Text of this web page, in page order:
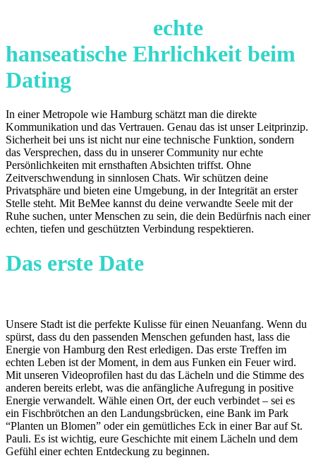
echte
hanseatische Ehrlichkeit beim
Dating
In einer Metropole wie Hamburg schätzt man die direkte
Kommunikation und das Vertrauen. Genau das ist unser Leitprinzip.
Sicherheit bei uns ist nicht nur eine technische Funktion, sondern
das Versprechen, dass du in unserer Community nur echte
Persönlichkeiten mit ernsthaften Absichten triffst. Ohne
Zeitverschwendung in sinnlosen Chats. Wir schützen deine
Privatsphäre und bieten eine Umgebung, in der Integrität an erster
Stelle steht. Mit BeMee kannst du deine verwandte Seele mit der
Ruhe suchen, unter Menschen zu sein, die dein Bedürfnis nach einer
echten, tiefen und geschützten Verbindung respektieren.
Das erste Date
Unsere Stadt ist die perfekte Kulisse für einen Neuanfang. Wenn du
spürst, dass du den passenden Menschen gefunden hast, lass die
Energie von Hamburg den Rest erledigen. Das erste Treffen im
echten Leben ist der Moment, in dem aus Funken ein Feuer wird.
Mit unseren Videoprofilen hast du das Lächeln und die Stimme des
anderen bereits erlebt, was die anfängliche Aufregung in positive
Energie verwandelt. Wähle einen Ort, der euch verbindet – sei es
ein Fischbrötchen an den Landungsbrücken, eine Bank im Park
“Planten un Blomen” oder ein gemütliches Eck in einer Bar auf St.
Pauli. Es ist wichtig, eure Geschichte mit einem Lächeln und dem
Gefühl einer echten Entdeckung zu beginnen.